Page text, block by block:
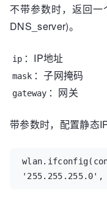
不带参数时，返回
DNS_server)。
ip ：IP地址
mask ：子网掩码
gateway ：网关
带参数时，配置静态
wlan. ifconfig(
'255.255.255.0' ,